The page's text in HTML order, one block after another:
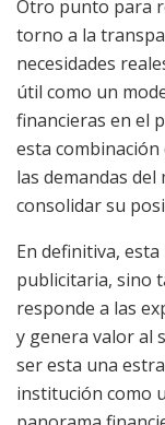
Otro punto para
torno a la
necesidades
útil como un
financieras en el
esta combinación
las demandas
consolidar su
En definitiva,
publicitaria, sino
responde a las
y genera valor al
ser esta una
institución como